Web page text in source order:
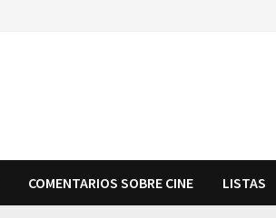
COMENTARIOS SOBRE CINE LISTAS